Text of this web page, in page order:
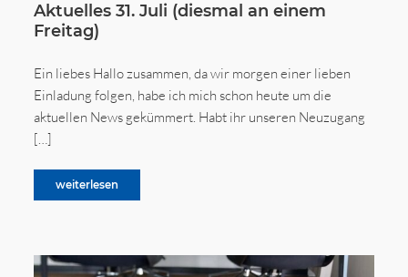
Aktuelles 31. Juli (diesmal an einem
Freitag)
Ein liebes Hallo zusammen, da wir morgen einer lieben
Einladung folgen, habe ich mich schon heute um die
aktuellen News gekümmert. Habt ihr unseren Neuzugang
[…]
weiterlesen